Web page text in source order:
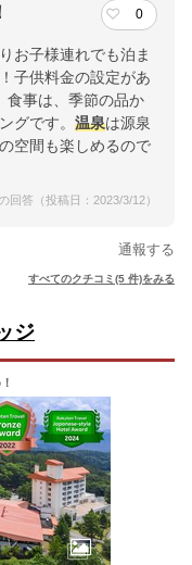
0
お子様連れでも泊ま
子供料金の設定があ
食事は、季節の品か
グです。 温泉は源泉
空間も楽しめるので
回答（投稿日：2023/3/12）
通報する
すべてのクチコミ(5 件)をみる
ジ